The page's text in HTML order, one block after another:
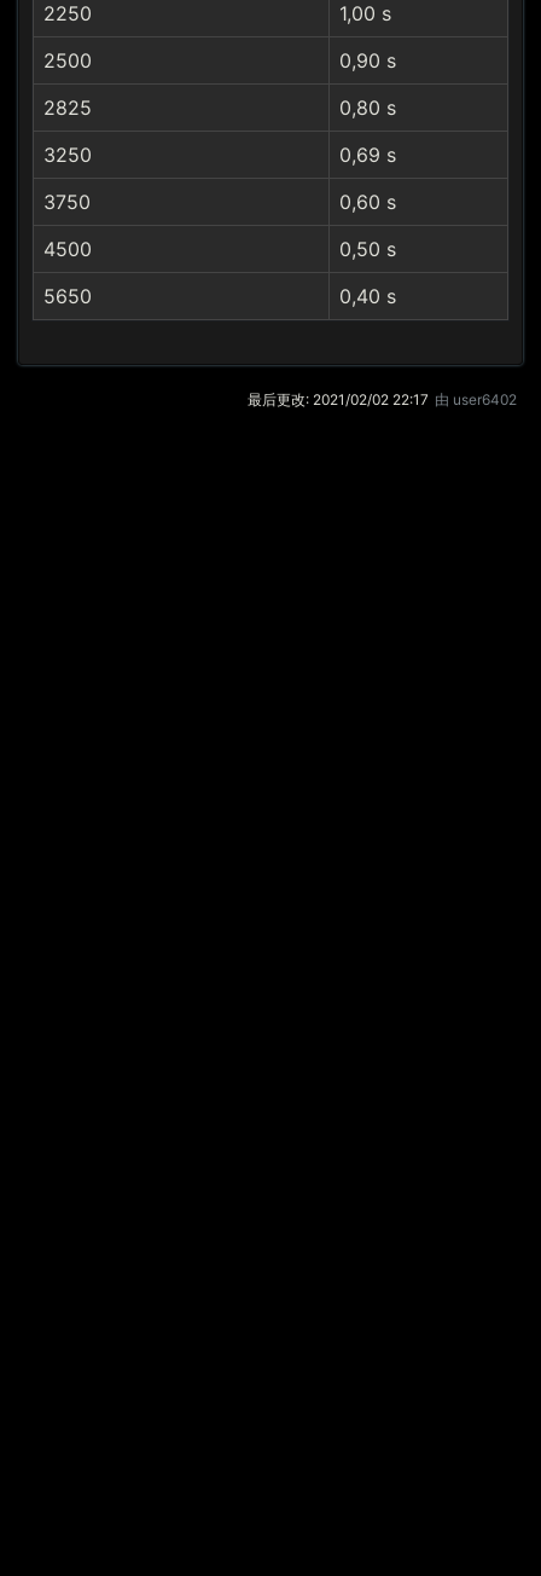
2250
1,00 s
2500
0,90 s
2825
0,80 s
3250
0,69 s
3750
0,60 s
4500
0,50 s
5650
0,40 s
最后更改: 2021/02/02 22:17 由 user6402